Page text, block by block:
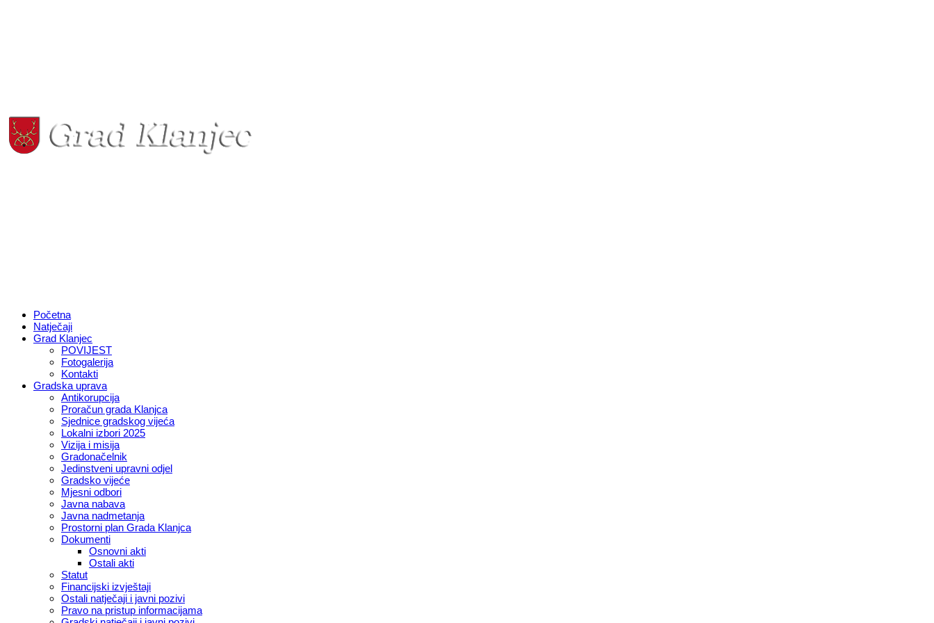
Početna
Natječaji
Grad Klanjec
POVIJEST
Fotogalerija
Kontakti
Gradska uprava
Antikorupcija
Proračun grada Klanjca
Sjednice gradskog vijeća
Lokalni izbori 2025
Vizija i misija
Gradonačelnik
Jedinstveni upravni odjel
Gradsko vijeće
Mjesni odbori
Javna nabava
Javna nadmetanja
Prostorni plan Grada Klanjca
Dokumenti
Osnovni akti
Ostali akti
Statut
Financijski izvještaji
Ostali natječaji i javni pozivi
Pravo na pristup informacijama